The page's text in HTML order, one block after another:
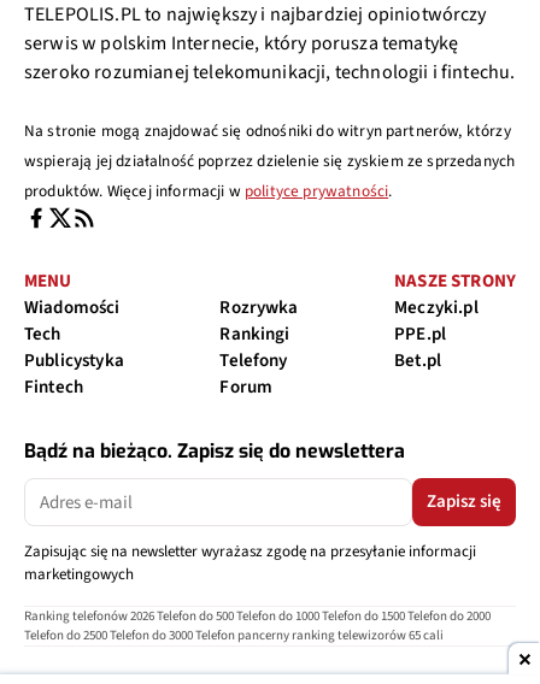
TELEPOLIS.PL to największy i najbardziej opiniotwórczy
serwis w polskim Internecie, który porusza tematykę
szeroko rozumianej telekomunikacji, technologii i fintechu.
Na stronie mogą znajdować się odnośniki do witryn partnerów, którzy
wspierają jej działalność poprzez dzielenie się zyskiem ze sprzedanych
produktów. Więcej informacji w polityce prywatności.
MENU
Wiadomości
Tech
Publicystyka
Fintech
Rozrywka
Rankingi
Telefony
Forum
NASZE STRONY
Meczyki.pl
PPE.pl
Bet.pl
Bądź na bieżąco. Zapisz się do newslettera
Zapisz się
Zapisując się na newsletter wyrażasz zgodę na przesyłanie informacji
marketingowych
Ranking telefonów 2026Telefon do 500Telefon do 1000Telefon do 1500Telefon do 2000
Telefon do 2500Telefon do 3000Telefon pancerny ranking telewizorów 65 cali